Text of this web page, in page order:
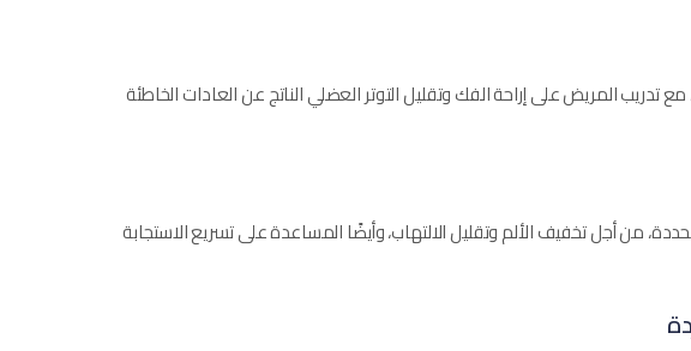
المريض على إراحة الفك وتقليل التوتر العضلي الناتج عن العادات الخاطئة
من أجل تخفيف الألم وتقليل الالتهاب، وأيضًا المساعدة على تسريع الاستجابة